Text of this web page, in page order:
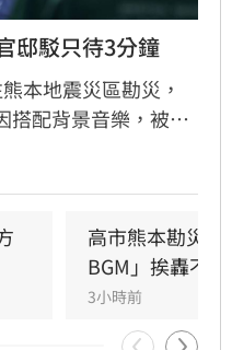
邸駁只待3分鐘
本地震災區勘災，
搭配背景音樂，被不
與此同時，網路也
高市熊本勘災
BGM」挨轟不
3小時前